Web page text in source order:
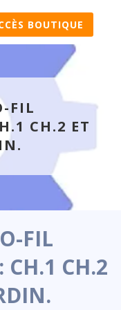
BOUTIQUE
FIL
CH.2 ET
FIL
CH.1 CH.2